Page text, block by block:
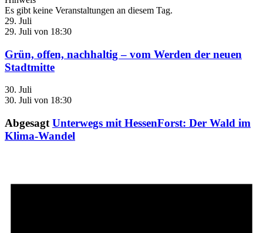
Es gibt keine Veranstaltungen an diesem Tag.
29. Juli
29. Juli von 18:30
Grün, offen, nachhaltig – vom Werden der neuen
Stadtmitte
30. Juli
30. Juli von 18:30
Abgesagt Unterwegs mit HessenForst: Der Wald im
Klima-Wandel